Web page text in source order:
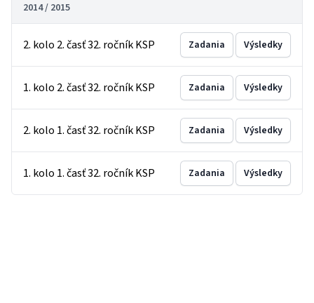
2014 / 2015
2. kolo 2. časť 32. ročník KSP Zadania Výsledky
1. kolo 2. časť 32. ročník KSP Zadania Výsledky
2. kolo 1. časť 32. ročník KSP Zadania Výsledky
1. kolo 1. časť 32. ročník KSP Zadania Výsledky